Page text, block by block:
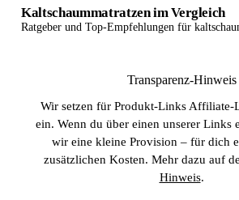
Kaltschaummatratzen im Vergleich
Ratgeber und Top-Empfehlungen für
Transparenz-Hinweis
Wir setzen für Produkt-Links Affiliate-
ein. Wenn du über einen unserer Links
wir eine kleine Provision – für dich
zusätzlichen Kosten. Mehr dazu auf
Hinweis.